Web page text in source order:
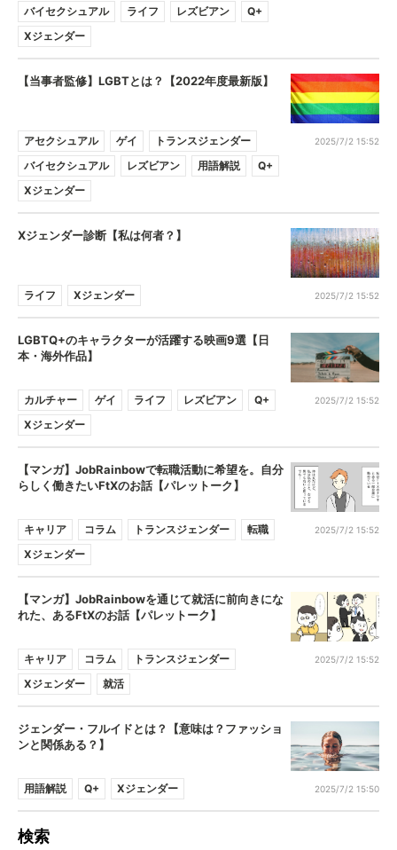
バイセクシュアル
ライフ レズビアン
Q+
Xジェンダー
【当事者監修】LGBTとは？【2022年度最新版】
アセクシュアル ゲイ
トランスジェンダー
バイセクシュアル
レズビアン 用語解説
Q+
Xジェンダー
2025/7/2 15:52
Xジェンダー診断【私は何者？】
ライフ Xジェンダー 2025/7/2 15:52
LGBTQ+のキャラクターが活躍する映画9選【日
本・海外作品】
カルチャー ゲイ ライフ レズビアン
Q+
Xジェンダー
2025/7/2 15:52
【マンガ】JobRainbowで転職活動に希望を。自分
らしく働きたいFtXのお話【パレットーク】
キャリア コラム トランスジェンダー
転職
Xジェンダー
2025/7/2 15:52
【マンガ】JobRainbowを通じて就活に前向きにな
れた、あるFtXのお話【パレットーク】
キャリア コラム
トランスジェンダー
Xジェンダー
就活
2025/7/2 15:52
ジェンダー・フルイドとは？【意味は？ファッショ
ンと関係ある？】
用語解説 Q+ Xジェンダー 2025/7/2 15:50
検索